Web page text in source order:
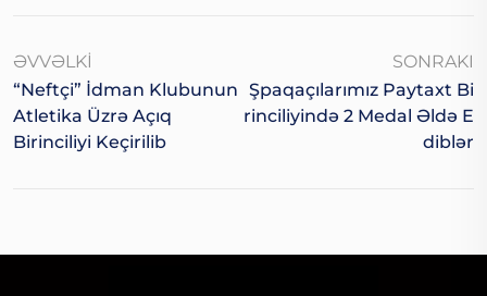
ƏVVƏLKI
“Neftçi” İdman Klubunun
Atletika Üzrə Açıq
Birinciliyi Keçirilib
SONRAKI
Şpaqaçılarımız Paytaxt Bi
Rinciliyində 2 Medal Əldə E
Diblər